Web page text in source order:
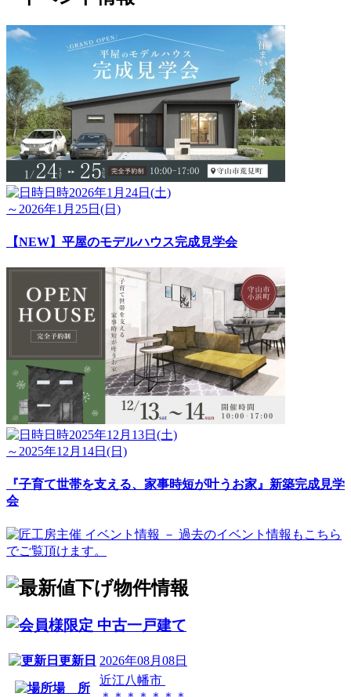
日時2026年1月24日(土)
～2026年1月25日(日)
【NEW】平屋のモデルハウス完成見学会
日時2025年12月13日(土)
～2025年12月14日(日)
『子育て世帯を支える、家事時短が叶うお家』新築完成見学
会
中古一戸建て
更新日 2026年08月08日
場 所
近江八幡市